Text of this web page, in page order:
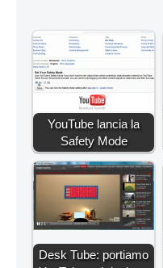
YouTube lancia la
Safety Mode
Desk Tube: portiamo